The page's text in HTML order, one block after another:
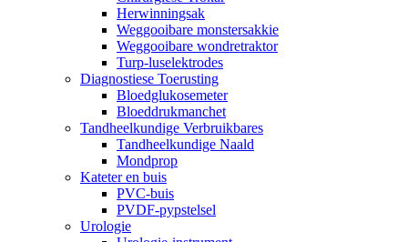
Herwinningsak
Weggooibare monstersakkie
Weggooibare wondretraktor
Turp-luselektrodes
Diagnostiese Toerusting
Bloedglukosemeter
Bloeddrukmanchet
Tandheelkundige Verbruikbares
Tandheelkundige Naald
Mondprop
Kateter en buis
PVC-buis
PVDF-pypstelsel
Urologie